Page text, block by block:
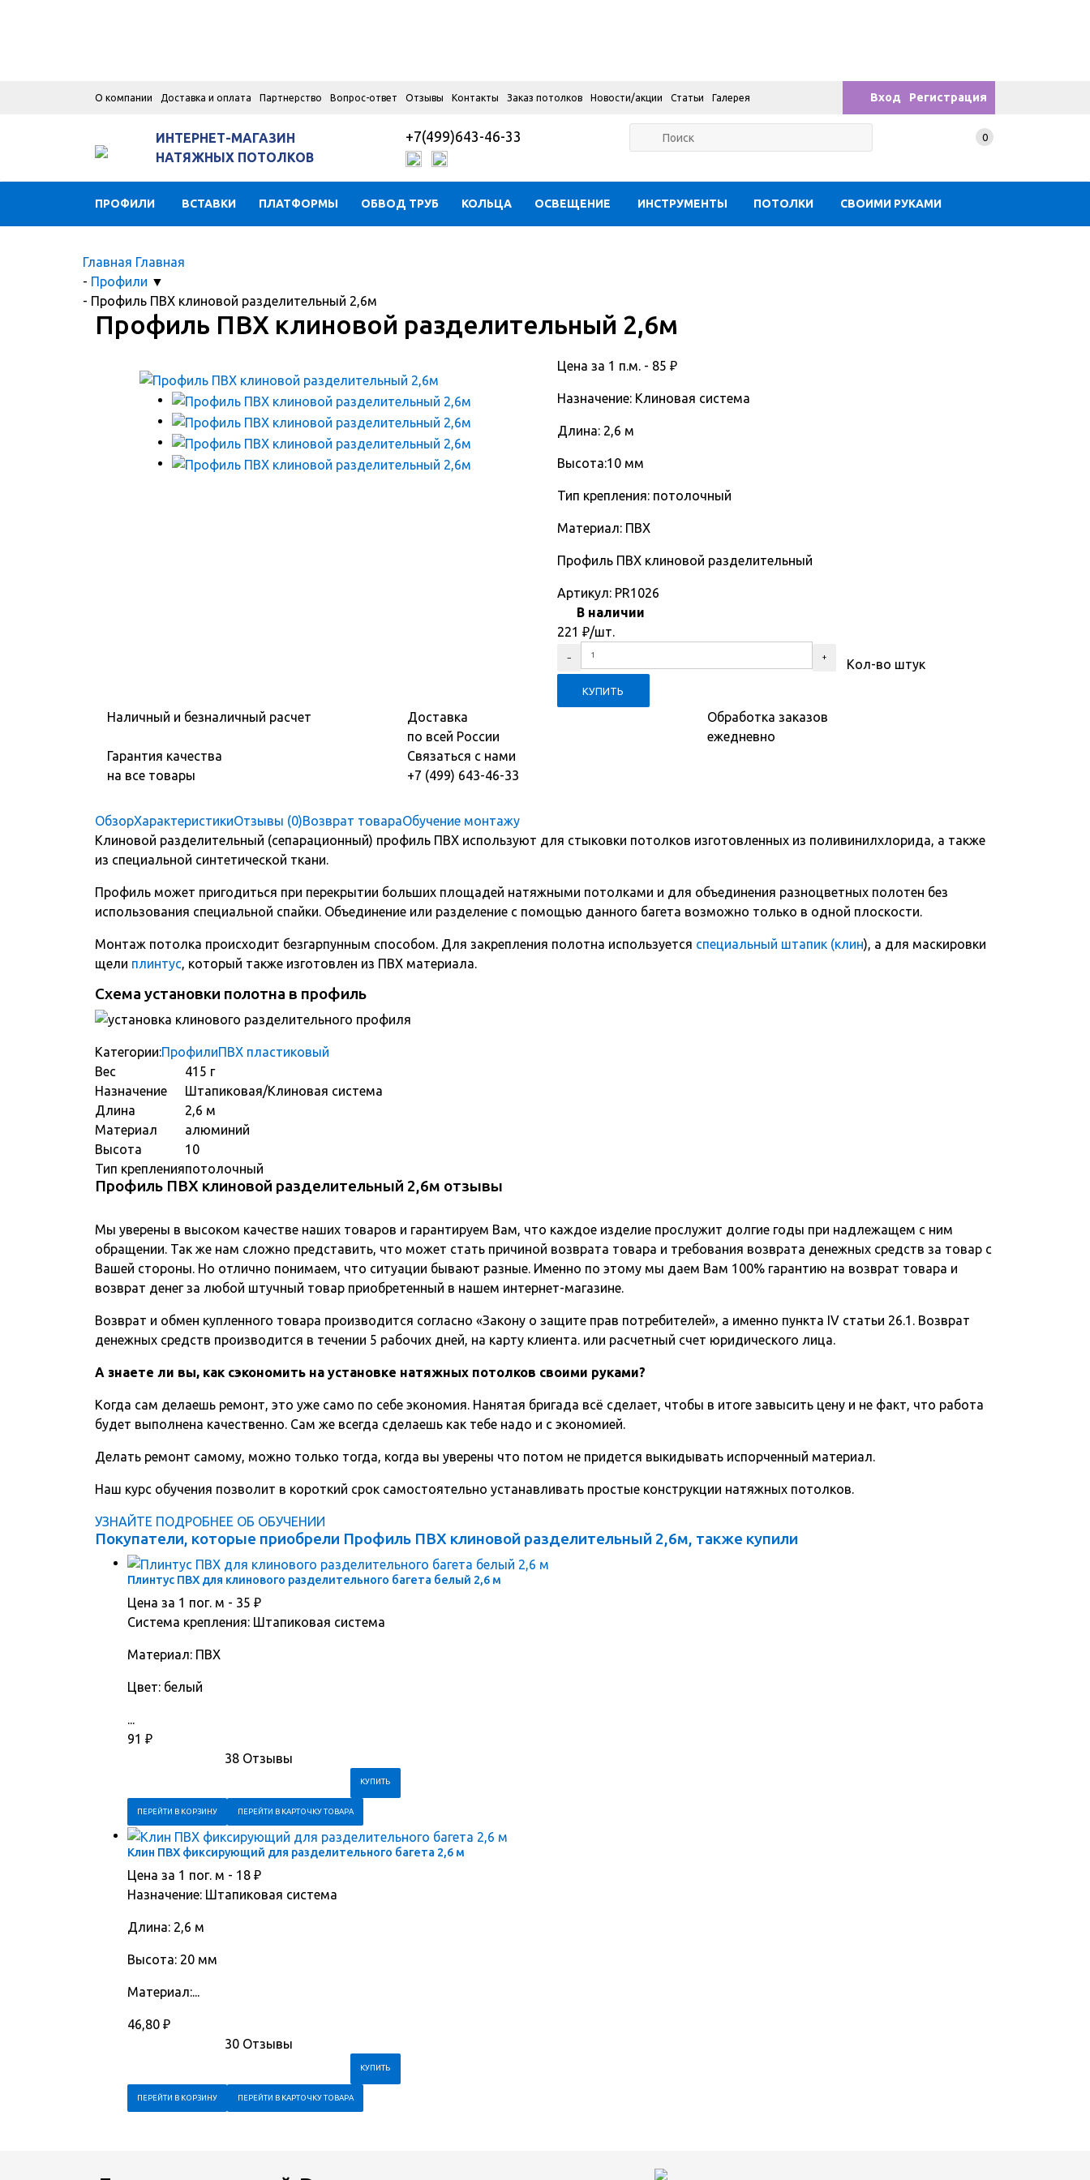
О компании Доставка и оплата Партнерство Вопрос-ответ Отзывы Контакты Заказ потолков Новости/акции Статьи Галерея Вход Регистрация
ИНТЕРНЕТ-МАГАЗИН
НАТЯЖНЫХ ПОТОЛКОВ
+7(499)643-46-33 0
ПРОФИЛИ ВСТАВКИ ПЛАТФОРМЫ ОБВОД ТРУБ КОЛЬЦА ОСВЕЩЕНИЕ ИНСТРУМЕНТЫ ПОТОЛКИ СВОИМИ РУКАМИ
Главная Главная
- Профили ▼
- Профиль ПВХ клиновой разделительный 2,6м
Профиль ПВХ клиновой разделительный 2,6м
Цена за 1 п.м. - 85 ₽
Назначение: Клиновая система
Длина: 2,6 м
Высота:10 мм
Тип крепления: потолочный
Материал: ПВХ
Профиль ПВХ клиновой разделительный
Артикул: PR1026
В наличии
221 ₽/шт.
Кол-во штук
Наличный и безналичный расчет
Доставка
по всей России
Обработка заказов
ежедневно
Гарантия качества
на все товары
Связаться с нами
+7 (499) 643-46-33
ОбзорХарактеристикиОтзывы (0)Возврат товараОбучение монтажу
Клиновой разделительный (сепарационный) профиль ПВХ используют для стыковки потолков изготовленных из поливинилхлорида, а также
из специальной синтетической ткани.
Профиль может пригодиться при перекрытии больших площадей натяжными потолками и для объединения разноцветных полотен без
использования специальной спайки. Объединение или разделение с помощью данного багета возможно только в одной плоскости.
Монтаж потолка происходит безгарпунным способом. Для закрепления полотна используется специальный штапик (клин), а для маскировки
щели плинтус, который также изготовлен из ПВХ материала.
Схема установки полотна в профиль
Категории:ПрофилиПВХ пластиковый
Вес
415 г
Назначение
Штапиковая/Клиновая система
Длина
2,6 м
Материал
алюминий
Высота
10
Тип крепленияпотолочный
Профиль ПВХ клиновой разделительный 2,6м отзывы
Мы уверены в высоком качестве наших товаров и гарантируем Вам, что каждое изделие прослужит долгие годы при надлежащем с ним
обращении. Так же нам сложно представить, что может стать причиной возврата товара и требования возврата денежных средств за товар с
Вашей стороны. Но отлично понимаем, что ситуации бывают разные. Именно по этому мы даем Вам 100% гарантию на возврат товара и
возврат денег за любой штучный товар приобретенный в нашем интернет-магазине.
Возврат и обмен купленного товара производится согласно «Закону о защите прав потребителей», а именно пункта IV статьи 26.1. Возврат
денежных средств производится в течении 5 рабочих дней, на карту клиента. или расчетный счет юридического лица.
А знаете ли вы, как сэкономить на установке натяжных потолков своими руками?
Когда сам делаешь ремонт, это уже само по себе экономия. Нанятая бригада всё сделает, чтобы в итоге завысить цену и не факт, что работа
будет выполнена качественно. Сам же всегда сделаешь как тебе надо и с экономией.
Делать ремонт самому, можно только тогда, когда вы уверены что потом не придется выкидывать испорченный материал.
Наш курс обучения позволит в короткий срок самостоятельно устанавливать простые конструкции натяжных потолков.
УЗНАЙТЕ ПОДРОБНЕЕ ОБ ОБУЧЕНИИ
Покупатели, которые приобрели Профиль ПВХ клиновой разделительный 2,6м, также купили
Плинтус ПВХ для клинового разделительного багета белый 2,6 м
Цена за 1 пог. м - 35 ₽
Система крепления: Штапиковая система
Материал: ПВХ
Цвет: белый
91 ₽
38 Отзывы
ПЕРЕЙТИ В КОРЗИНУ ПЕРЕЙТИ В КАРТОЧКУ ТОВАРА
Клин ПВХ фиксирующий для разделительного багета 2,6 м
Цена за 1 пог. м - 18 ₽
Назначение: Штапиковая система
Длина: 2,6 м
Высота: 20 мм
Материал:...
46,80 ₽
30 Отзывы
ПЕРЕЙТИ В КОРЗИНУ ПЕРЕЙТИ В КАРТОЧКУ ТОВАРА